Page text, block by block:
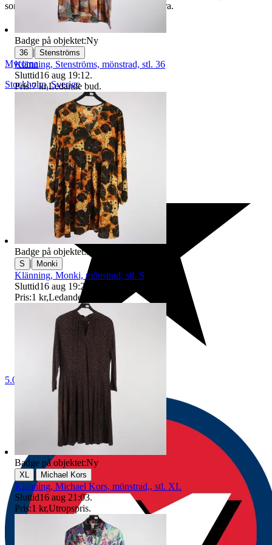
som du hittar på vår infosida här på Tradera.
Myrorna
Stockholm,Sverige
5.0
Badge på objektet:Ny
36 | Stenströms
Klänning, Stenströms, mönstrad, stl. 36
Sluttid16 aug 19:12.
Pris:7 kr,Ledande bud.
Badge på objektet:Ny
S | Monki
Klänning, Monki, mönstrad, stl. S
Sluttid16 aug 19:25
Pris:1 kr,Ledande bud
Badge på objektet:Ny
XL | Michael Kors
Klänning, Michael Kors, mönstrad,, stl. XL
Sluttid16 aug 21:03.
Pris:1 kr,Utropspris.